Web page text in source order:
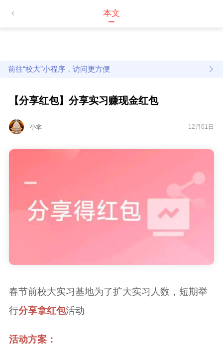
本文
前往“校大”小程序，访问更方便
【分享红包】分享实习赚现金红包
小拿 12月01日
春节前校大实习基地为了扩大实习人数，短期举
行分享拿红包活动
活动方案：